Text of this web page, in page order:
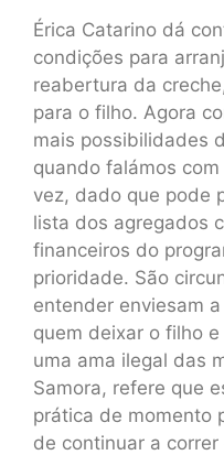
Érica Catarino dá
condições para
reabertura da
para o filho. Agora
mais possibilidades
quando falámos
vez, dado que pode
lista dos agregados
financeiros do
prioridade. São
entender enviesam
quem deixar o filho
uma ama ilegal das
Samora, refere que
prática de momento
de continuar a